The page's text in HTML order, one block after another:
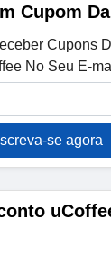
Cupom
Cupons
No Seu E-
se agora